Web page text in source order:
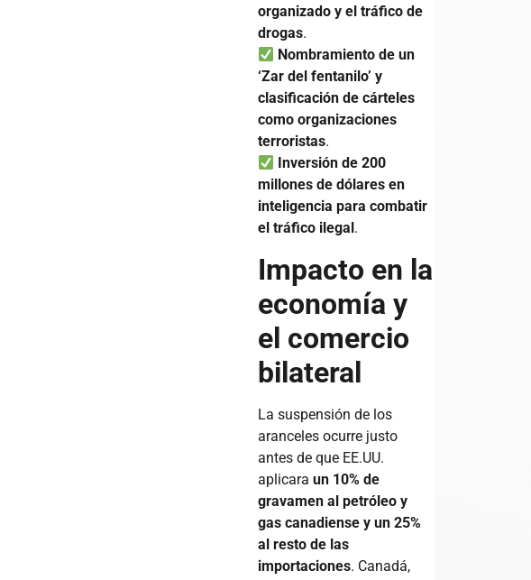
organizado y el tráfico de
drogas.
Nombramiento de un
‘Zar del fentanilo’ y
clasificación de cárteles
como organizaciones
terroristas.
Inversión de 200
millones de dólares en
inteligencia para combatir
el tráfico ilegal .
Impacto en la
economía y
el comercio
bilateral
La suspensión de los
aranceles ocurre justo
antes de que EE.UU.
aplicaraun 10% de
gravamen al petróleo y
gas canadiense y un 25%
al resto de las
importaciones. Canadá,